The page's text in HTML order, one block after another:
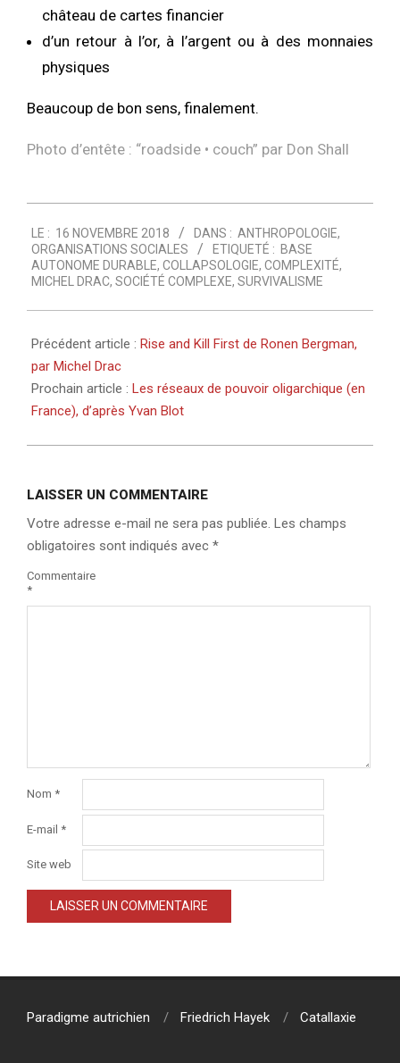
château de cartes financier
d’un retour à l’or, à l’argent ou à des monnaies
physiques
Beaucoup de bon sens, finalement.
Photo d’entête : “roadside • couch” par Don Shall
11-
16
LE : 16 NOVEMBRE 2018 DANS : ANTHROPOLOGIE,
ORGANISATIONS SOCIALES
ETIQUETÉ : BASE
AUTONOME DURABLE, COLLAPSOLOGIE, COMPLEXITÉ,
MICHEL DRAC, SOCIÉTÉ COMPLEXE, SURVIVALISME
Précédent article : Rise and Kill First de Ronen Bergman,
par Michel Drac
Prochain article : Les réseaux de pouvoir oligarchique (en
France), d’après Yvan Blot
LAISSER UN COMMENTAIRE
Votre adresse e-mail ne sera pas publiée. Les champs
obligatoires sont indiqués avec *
Commentaire
*
Nom *
E-mail *
Site web
Paradigme autrichien Friedrich Hayek Catallaxie